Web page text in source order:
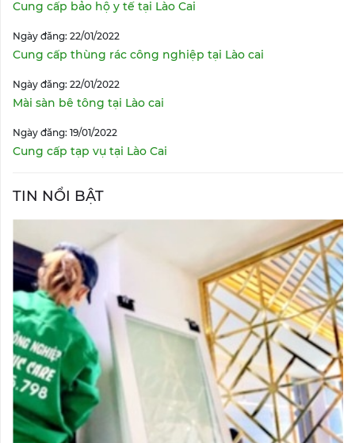
Cung cấp bảo hộ y tế tại Lào Cai
Ngày đăng: 22/01/2022
Cung cấp thùng rác công nghiệp tại Lào cai
Ngày đăng: 22/01/2022
Mài sàn bê tông tại Lào cai
Ngày đăng: 19/01/2022
Cung cấp tạp vụ tại Lào Cai
TIN NỔI BẬT